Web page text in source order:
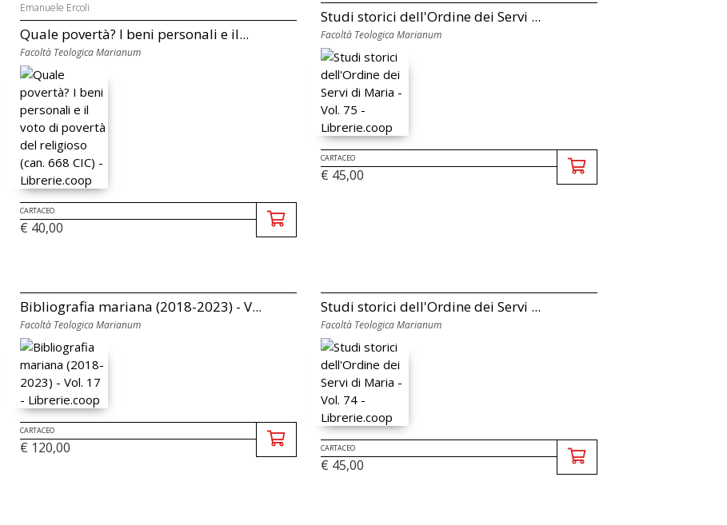
Emanuele Ercoli
Quale povertà? I beni personali e il...
Facoltà Teologica Marianum
CARTACEO
€ 40,00
Studi storici dell'Ordine dei Servi ...
Facoltà Teologica Marianum
CARTACEO
€ 45,00
Bibliografia mariana (2018-2023) - V...
Facoltà Teologica Marianum
CARTACEO
€ 120,00
Studi storici dell'Ordine dei Servi ...
Facoltà Teologica Marianum
CARTACEO
€ 45,00